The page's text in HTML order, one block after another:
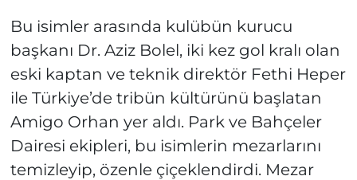
Bu isimler arasında kulübün kurucu
başkanı Dr. Aziz Bolel, iki kez gol kralı olan
eski kaptan ve teknik direktör Fethi Heper
ile Türkiye’de tribün kültürünü başlatan
Amigo Orhan yer aldı. Park ve Bahçeler
Dairesi ekipleri, bu isimlerin mezarlarını
temizleyip, özenle çiçeklendirdi. Mezar